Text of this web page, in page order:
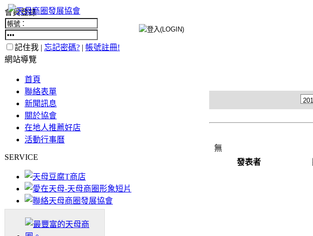
會員登錄
記住我 | 忘記密碼? | 帳號註冊!
網站導覽
首頁
聯絡表單
新聞訊息
關於協會
在地人推薦好店
活動行事曆
SERVICE
無
發表者